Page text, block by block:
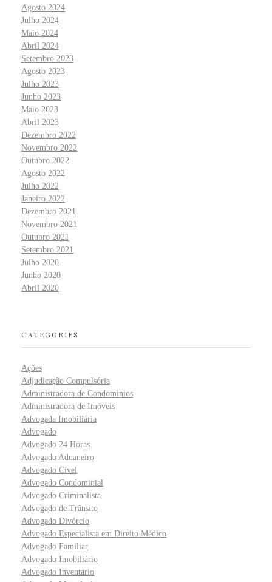
Agosto 2024
Julho 2024
Maio 2024
Abril 2024
Setembro 2023
Agosto 2023
Julho 2023
Junho 2023
Maio 2023
Abril 2023
Dezembro 2022
Novembro 2022
Outubro 2022
Agosto 2022
Julho 2022
Janeiro 2022
Dezembro 2021
Novembro 2021
Outubro 2021
Setembro 2021
Julho 2020
Junho 2020
Abril 2020
CATEGORIES
Ações
Adjudicação Compulsória
Administradora de Condominios
Administradora de Imóveis
Advogada Imobiliária
Advogado
Advogado 24 Horas
Advogado Aduaneiro
Advogado Cível
Advogado Condominial
Advogado Criminalista
Advogado de Trânsito
Advogado Divórcio
Advogado Especialista em Direito Médico
Advogado Familiar
Advogado Imobiliário
Advogado Inventário